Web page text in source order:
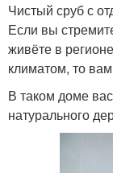
Чистый сруб с
Если вы
живёте в
климатом, то
В таком доме
натурального